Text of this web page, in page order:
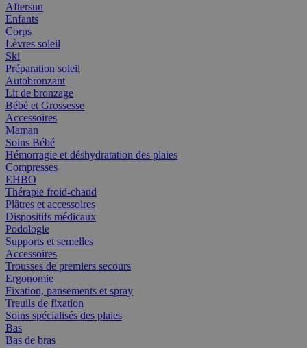
Aftersun
Enfants
Corps
Lèvres soleil
Ski
Préparation soleil
Autobronzant
Lit de bronzage
Bébé et Grossesse
Accessoires
Maman
Soins Bébé
Hémorragie et déshydratation des plaies
Compresses
EHBO
Thérapie froid-chaud
Plâtres et accessoires
Dispositifs médicaux
Podologie
Supports et semelles
Accessoires
Trousses de premiers secours
Ergonomie
Fixation, pansements et spray
Treuils de fixation
Soins spécialisés des plaies
Bas
Bas de bras